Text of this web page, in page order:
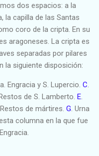
dos espacios: a la
la capilla de las Santas
coro de la cripta. En su
aragoneses. La cripta es
separadas por pilares
la siguiente disposición:
Engracia y S. Lupercio. C
de S. Lamberto. E.
de mártires. G . Urna
columna en la que fue